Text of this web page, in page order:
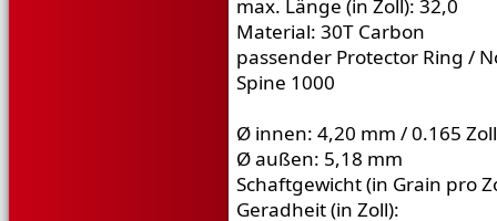
max. Länge (in Zoll): 32,0
Material: 30T Carbon
passender Protector Ring /
Spine 1000
Ø innen: 4,20 mm / 0.165 Zoll
Ø außen: 5,18 mm
Schaftgewicht (in Grain pro
Geradheit (in Zoll):